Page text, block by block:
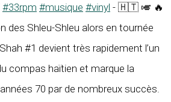
#33rpm #musique #vinyl - 🇭🇹 🎺 🔥
des Shleu-Shleu alors en tournée
#1 devient très rapidement l’un
compas haïtien et marque la
70 par de nombreux succès.